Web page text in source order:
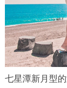
七星潭新月型